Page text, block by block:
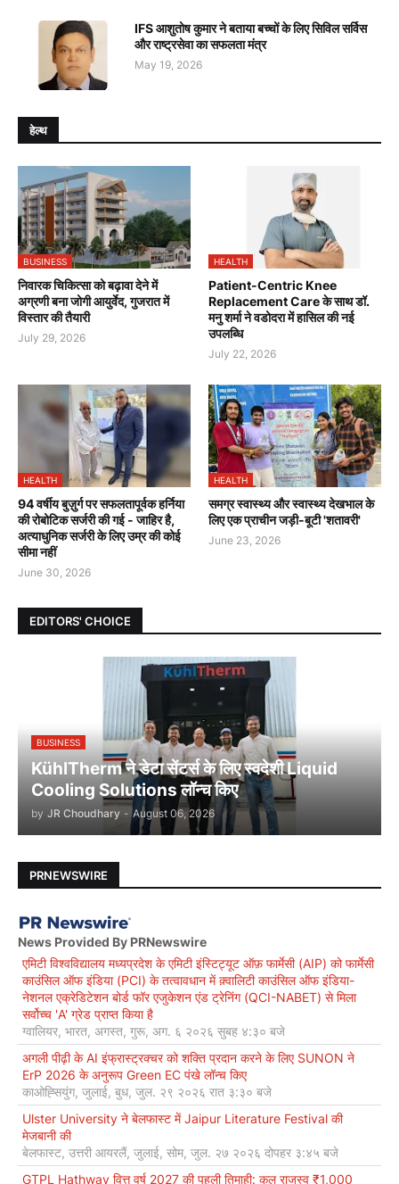
IFS आशुतोष कुमार ने बताया बच्चों के लिए सिविल सर्विस
और राष्ट्रसेवा का सफलता मंत्र
May 19, 2026
हेल्थ
BUSINESS
निवारक चिकित्सा को बढ़ावा देने में
अग्रणी बना जोगी आयुर्वेद, गुजरात में
विस्तार की तैयारी
July 29, 2026
HEALTH
Patient-Centric Knee
Replacement Care के साथ डॉ.
मनु शर्मा ने वडोदरा में हासिल की नई
उपलब्धि
July 22, 2026
HEALTH
94 वर्षीय बुज़ुर्ग पर सफलतापूर्वक हर्निया
की रोबोटिक सर्जरी की गई - जाहिर है,
अत्याधुनिक सर्जरी के लिए उम्र की कोई
सीमा नहीं
June 30, 2026
HEALTH
समग्र स्वास्थ्य और स्वास्थ्य देखभाल के
लिए एक प्राचीन जड़ी-बूटी 'शतावरी'
June 23, 2026
EDITORS' CHOICE
BUSINESS
KühlTherm ने डेटा सेंटर्स के लिए स्वदेशी Liquid
Cooling Solutions लॉन्च किए
by JR Choudhary - August 06, 2026
PRNEWSWIRE
News Provided By PRNewswire
एमिटी विश्वविद्यालय मध्यप्रदेश के एमिटी इंस्टिट्यूट ऑफ़ फार्मेसी (AIP) को फार्मेसी
काउंसिल ऑफ इंडिया (PCI) के तत्वावधान में क़्वालिटी काउंसिल ऑफ इंडिया-
नेशनल एक्रेडिटेशन बोर्ड फॉर एजुकेशन एंड ट्रेनिंग (QCI-NABET) से मिला
सर्वोच्च 'A' ग्रेड प्राप्त किया है
ग्वालियर, भारत, अगस्त, गुरू, अग. ६ २०२६ सुबह ४:३० बजे
अगली पीढ़ी के AI इंफ्रास्ट्रक्चर को शक्ति प्रदान करने के लिए SUNON ने
ErP 2026 के अनुरूप Green EC पंखे लॉन्च किए
काओह्सियुंग, जुलाई, बुध, जुल. २९ २०२६ रात ३:३० बजे
Ulster University ने बेलफास्ट में Jaipur Literature Festival की
मेजबानी की
बेलफास्ट, उत्तरी आयरलैं, जुलाई, सोम, जुल. २७ २०२६ दोपहर ३:४५ बजे
GTPL Hathway वित्त वर्ष 2027 की पहली तिमाही: कुल राजस्व ₹1,000